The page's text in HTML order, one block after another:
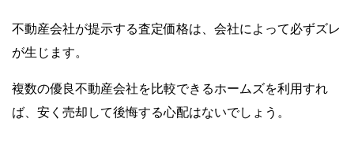
不動産会社が提示する査定価格は、会社によって必ずズレ
が生じます。
複数の優良不動産会社を比較できるホームズを利用すれ
ば、安く売却して後悔する心配はないでしょう。